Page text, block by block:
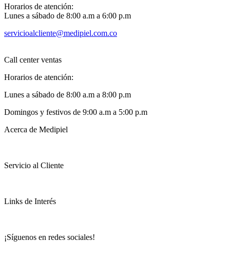
Horarios de atención:
Lunes a sábado de 8:00 a.m a 6:00 p.m
servicioalcliente@medipiel.com.co
Call center ventas
Horarios de atención:
Lunes a sábado de 8:00 a.m a 8:00 p.m
Domingos y festivos de 9:00 a.m a 5:00 p.m
Acerca de Medipiel
Servicio al Cliente
Links de Interés
¡Síguenos en redes sociales!